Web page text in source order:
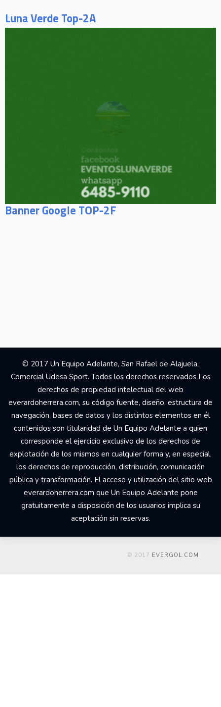
Luna Verde Top-2A
Banner Google TOP-2F
© 2017 Un Equipo Adelante, San Rafael de Alajuela,
Comercial Udesa Sport. Todos los derechos reservados Los
derechos de propiedad intelectual del web
everardoherrera.com, su código fuente, diseño, estructura de
navegación, bases de datos y los distintos elementos en él
contenidos son titularidad de Un Equipo Adelante a quien
corresponde el ejercicio exclusivo de los derechos de
explotación de los mismos en cualquier forma y, en especial,
los derechos de reproducción, distribución, comunicación
pública y transformación. El acceso y utilización del sitio web
everardoherrera.com que Un Equipo Adelante pone
gratuitamente a disposición de los usuarios implica su
aceptación sin reservas.
© 2017 EVERGOL.COM